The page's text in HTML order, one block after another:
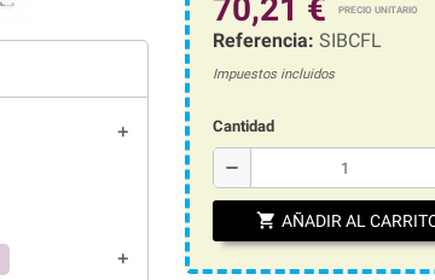
add
add
70,21 €
Referencia: SIBCFL
Impuestos incluidos
Cantidad
remove
shopping_cart AÑADIR AL